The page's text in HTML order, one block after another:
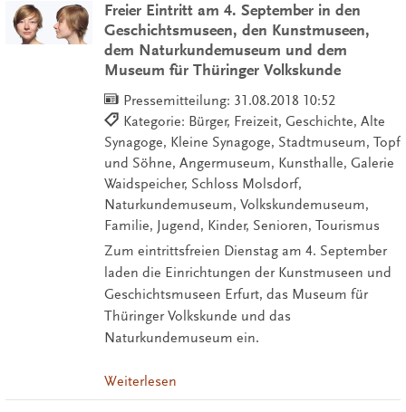
Freier Eintritt am 4. September in den
Geschichtsmuseen, den Kunstmuseen,
dem Naturkundemuseum und dem
Museum für Thüringer Volkskunde
Pressemitteilung: 31.08.2018 10:52
Kategorie: Bürger, Freizeit, Geschichte, Alte
Synagoge, Kleine Synagoge, Stadtmuseum, Topf
und Söhne, Angermuseum, Kunsthalle, Galerie
Waidspeicher, Schloss Molsdorf,
Naturkundemuseum, Volkskundemuseum,
Familie, Jugend, Kinder, Senioren, Tourismus
Zum eintrittsfreien Dienstag am 4. September
laden die Einrichtungen der Kunstmuseen und
Geschichtsmuseen Erfurt, das Museum für
Thüringer Volkskunde und das
Naturkundemuseum ein.
Weiterlesen